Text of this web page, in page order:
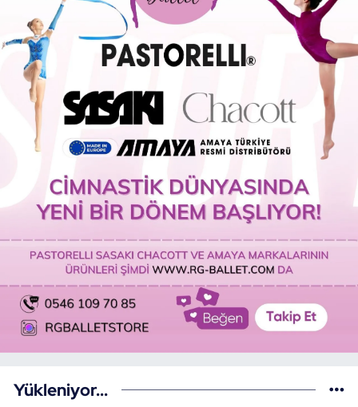
Yükleniyor...